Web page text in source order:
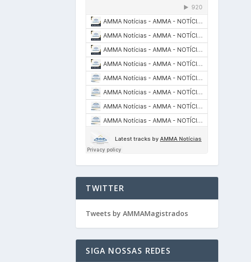
TWITTER
Tweets by AMMAMagistrados
SIGA NOSSAS REDES